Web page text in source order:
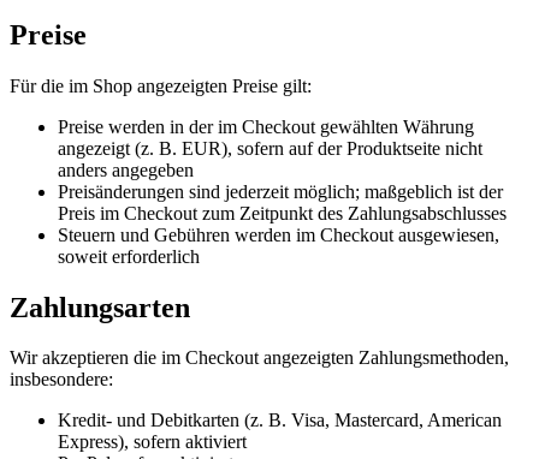
Preise
Für die im Shop angezeigten Preise gilt:
Preise werden in der im Checkout gewählten Währung
angezeigt (z. B. EUR), sofern auf der Produktseite nicht
anders angegeben
Preisänderungen sind jederzeit möglich; maßgeblich ist der
Preis im Checkout zum Zeitpunkt des Zahlungsabschlusses
Steuern und Gebühren werden im Checkout ausgewiesen,
soweit erforderlich
Zahlungsarten
Wir akzeptieren die im Checkout angezeigten Zahlungsmethoden,
insbesondere:
Kredit- und Debitkarten (z. B. Visa, Mastercard, American
Express), sofern aktiviert